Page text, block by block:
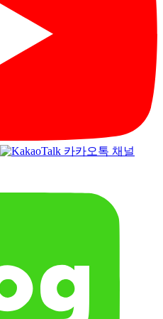
카카오톡 채널